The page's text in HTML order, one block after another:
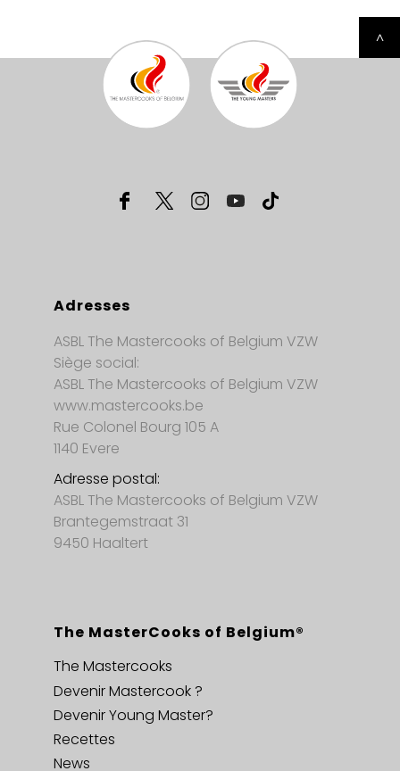
^
Adresses
ASBL The Mastercooks of Belgium VZW
Siège social:
ASBL The Mastercooks of Belgium VZW
www.mastercooks.be
Rue Colonel Bourg 105 A
1140 Evere
Adresse postal:
ASBL The Mastercooks of Belgium VZW
Brantegemstraat 31
9450 Haaltert
The MasterCooks of Belgium®
The Mastercooks
Devenir Mastercook ?
Devenir Young Master?
Recettes
News